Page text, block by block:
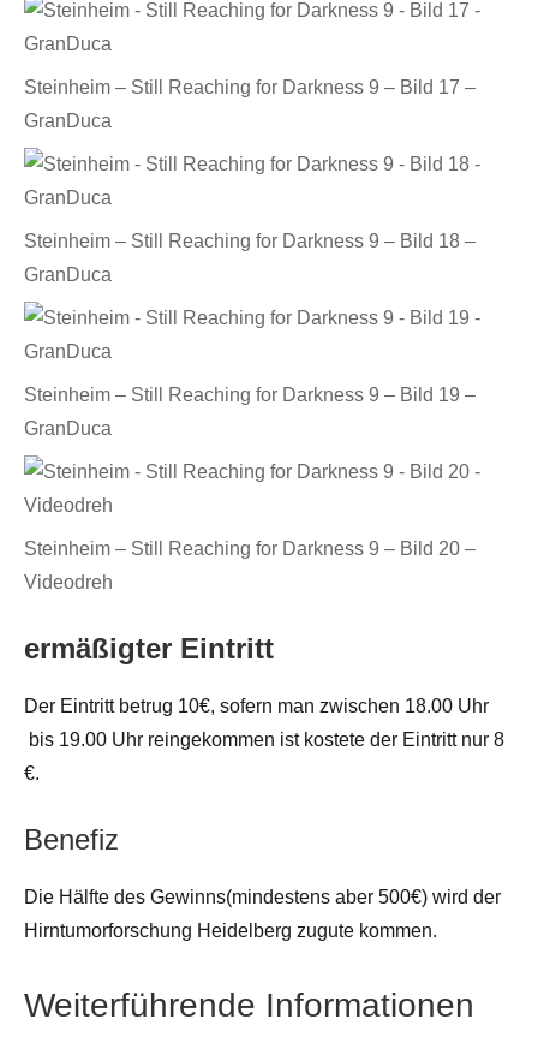
Steinheim – Still Reaching for Darkness 9 – Bild 17 –
GranDuca
Steinheim – Still Reaching for Darkness 9 – Bild 18 –
GranDuca
Steinheim – Still Reaching for Darkness 9 – Bild 19 –
GranDuca
Steinheim – Still Reaching for Darkness 9 – Bild 20 –
Videodreh
ermäßigter Eintritt
Der Eintritt betrug 10€, sofern man zwischen 18.00 Uhr
bis 19.00 Uhr reingekommen ist kostete der Eintritt nur 8
€.
Benefiz
Die Hälfte des Gewinns(mindestens aber 500€) wird der
Hirntumorforschung Heidelberg zugute kommen.
Weiterführende Informationen